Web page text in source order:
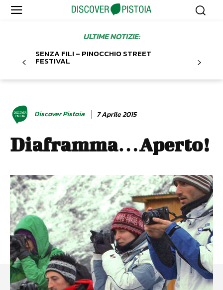
ULTIME NOTIZIE:
SENZA FILI – PINOCCHIO STREET
FESTIVAL
Discover Pistoia 7 Aprile 2015
Diaframma…Aperto!